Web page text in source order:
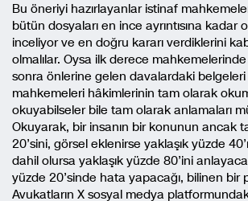
Bu öneriyi hazırlayanlar istinaf
bütün dosyaları en ince ayrıntısına kadar
inceliyor ve en doğru kararı verdiklerini
olmalılar. Oysa ilk derece
sonra önlerine gelen davalardaki
mahkemeleri hâkimlerinin tam olarak
okuyabilseler bile tam olarak anlamaları
Okuyarak, bir insanın bir konunun ancak
20’sini, görsel eklenirse yaklaşık yüzde
dahil olursa yaklaşık yüzde 80’ini
yüzde 20’sinde hata yapacağı, bilinen bir
Avukatların X sosyal medya